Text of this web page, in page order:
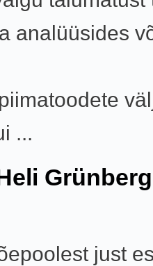
analüüsides
...
Grünberg
just